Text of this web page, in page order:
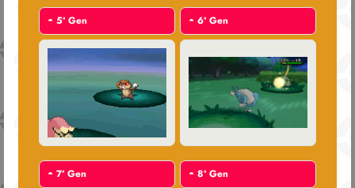
◓ 5ª Gen ◓ 6ª Gen
◓ 7ª Gen ◓ 8ª Gen